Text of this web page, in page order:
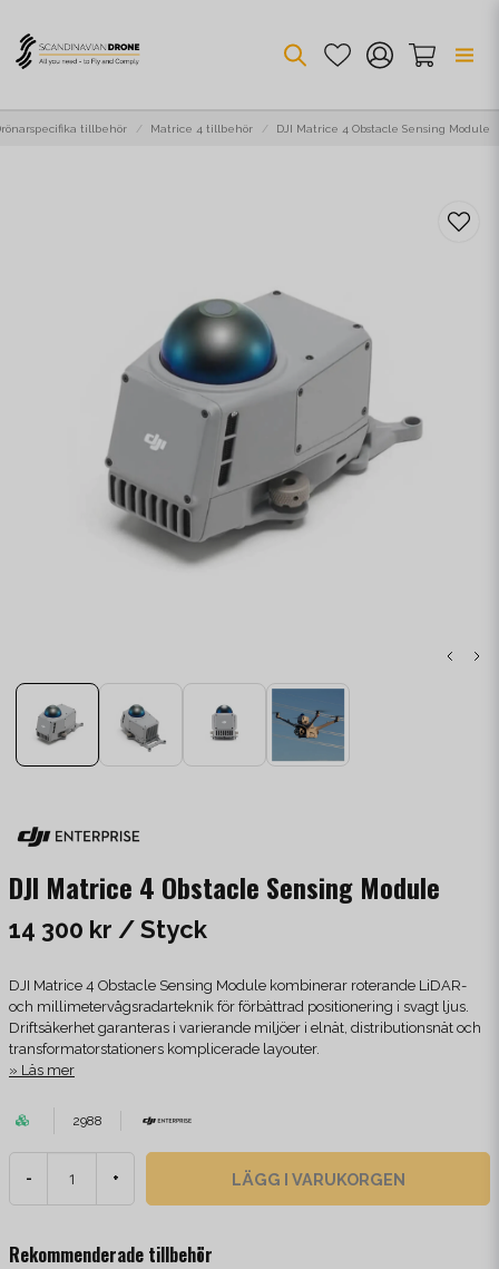
tillbehör Matrice 4 tillbehör DJI Matrice 4 Obstacle Sensing Module
DJI Matrice 4 Obstacle Sensing Module
14 300 kr / Styck
DJI Matrice 4 Obstacle Sensing Module kombinerar roterande LiDAR-
och millimetervågsradarteknik för förbättrad positionering i svagt ljus.
Driftsäkerhet garanteras i varierande miljöer i elnät, distributionsnät och
transformatorstationers komplicerade layouter.
Läs mer
2988
- + LÄGG I VARUKORGEN
Rekommenderade tillbehör